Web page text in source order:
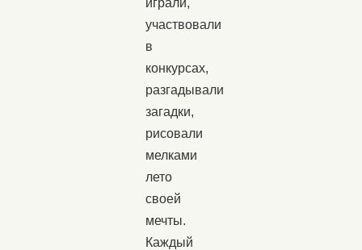
участвовали
в
конкурсах,
разгадывали
загадки,
рисовали
мелками
лето
своей
мечты.
Каждый